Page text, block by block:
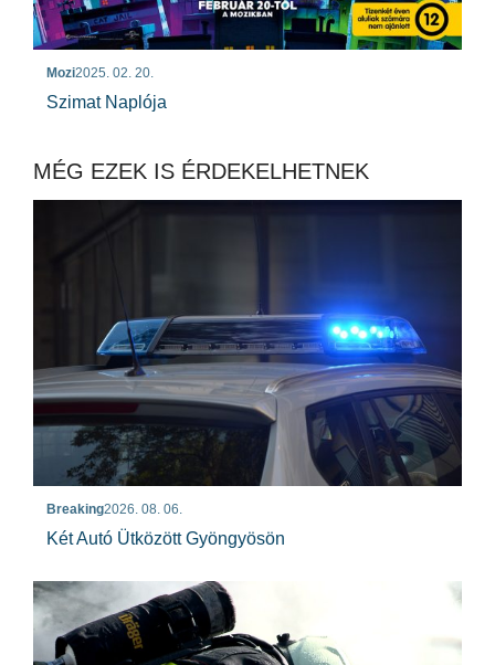
Mozi2025. 02. 20.
Szimat Naplója
MÉG EZEK IS ÉRDEKELHETNEK
Breaking2026. 08. 06.
Két Autó Ütközött Gyöngyösön